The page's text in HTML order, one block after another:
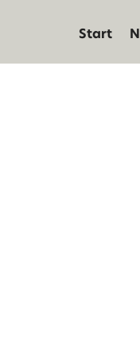
Start